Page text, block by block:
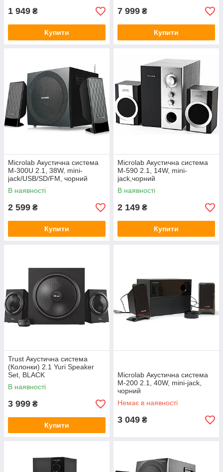
1 949 ₴
Купити
7 999 ₴
Купити
Microlab Акустична система
M-300U 2.1, 38W, mini-
jack/USB/SD/FM, чорний
В наявності
2 599 ₴
Купити
Microlab Акустична система
M-590 2.1, 14W, mini-
jack,чорний
В наявності
2 149 ₴
Купити
Trust Акустична система
(Колонки) 2.1 Yuri Speaker
Set, BLACK
В наявності
3 999 ₴
Купити
Microlab Акустична система
M-200 2.1, 40W, mini-jack,
чорний
Немає в наявності
3 049 ₴